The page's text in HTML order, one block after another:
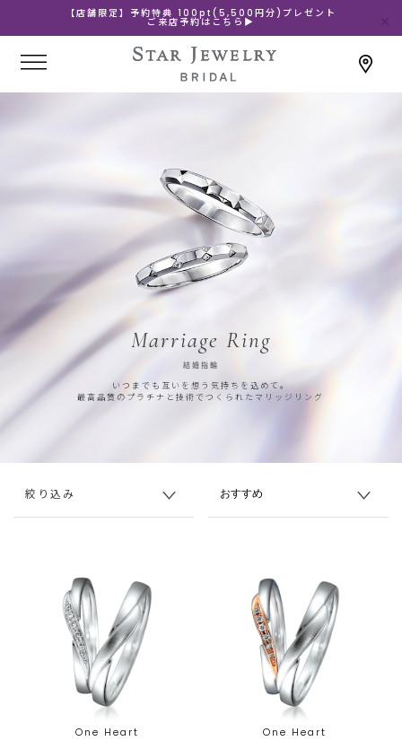
【店舗限定】予約特典 100pt(5,500円分)プレゼント
ご来店予約はこちら▶
Marriage Ring
結婚指輪
いつまでも互いを想う気持ちを込めて。
最高品質のプラチナと技術でつくられたマリッジリング
絞り込み
One Heart One Heart